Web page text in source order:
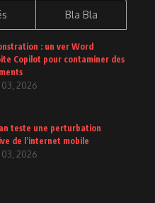
Bla Bla
: un ver Word
Copilot pour contaminer des
2026
teste une perturbation
de l’internet mobile
2026